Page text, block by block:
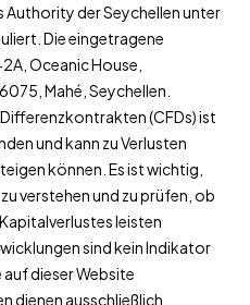
Authority der Seychellen unter
Die eingetragene
Oceanic House,
Mahé, Seychellen.
(CFDs) ist
und kann zu Verlusten
können. Es ist wichtig,
verstehen und zu prüfen, ob
leisten
sind kein Indikator
dieser Website
dienen ausschließlich